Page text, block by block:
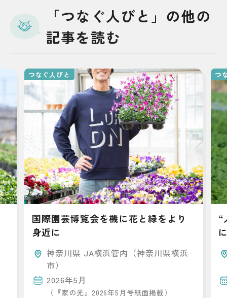
「つなぐ人びと」の他の
記事を読む
つなぐ人びと
国際園芸博覧会を機に花と緑をより
身近に
神奈川県 JA横浜管内（神奈川県横浜
市）
2026年5月
（『家の光』2026年5月号紙面掲載）
つ
“